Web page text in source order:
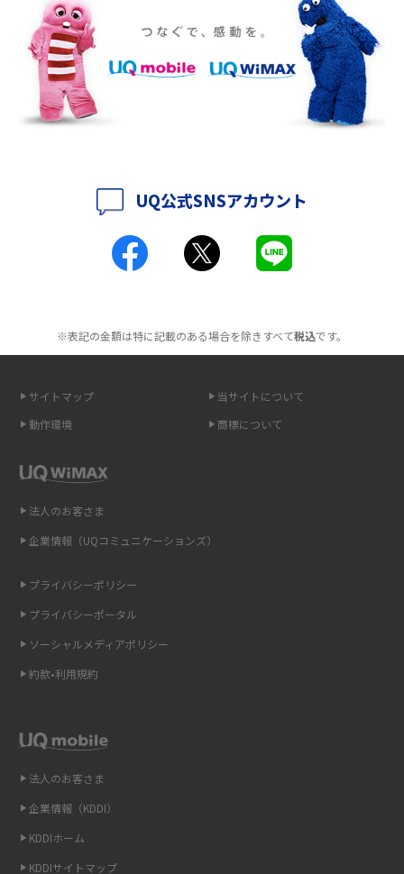
2016年10月(8)
2016年9月(8)
2016年8月(12)
2016年7月(7)
2016年4月(3)
2015年12月(8)
2015年10月(8)
2015年8月(7)
2015年7月(9)
2015年6月(8)
2015年3月(9)
2015年2月(7)
2014年12月(8)
2014年11月(8)
2014年10月(9)
2014年9月(9)
2014年8月(7)
ポケット型Wi-Fiをレンタルするメリットとは？選び方や向いている方の特
徴も紹介
持ち運びできるポケット型Wi-Fiのおススメの選び方は？メリット・デメリ
ットも紹介
ポケット型Wi-Fiとは？通信の仕組みやメリット・デメリットを解説
工事不要！置くだけWi-Fiの特徴は？メリット・デメリットや選び方を解説
無制限で利用できるポケット型Wi-Fiは？選び方や通信費を抑える方法も紹
ポケット型Wi-Fi（モバイルWi-Fi）とは？おススメする方の特徴や選び方を
即日受け取りできるポケット型Wi-Fiはある？すぐに使うための方法や注意
ONU（光回線終端装置）とは？モデム・ルーター・ホームゲートウェイと
ギガバイト（GB）とは？1GBの目安やギガが足りない時の対処法を紹介
Wi-Fi 6とは？Wi-Fi 5との違いやメリットと注意点、規格の種類も解説
Wi-Fiを自宅に設置する方法は？必要なことやポイントも紹介
光ファイバーとは？仕組みやメリット・デメリットを初心者向けにわかり
やすく解説
を解説
UQ公式SNSアカウント
※表記の金額は特に記載のある場合を除きすべて税込です。
サイトマップ
当サイトについて
動作環境
商標について
法人のお客さま
企業情報（KDDI）
KDDIホーム
KDDIサイトマップ
法人のお客さま
企業情報（UQコミュニケーションズ）
プライバシーポリシー
プライバシーポータル
ソーシャルメディアポリシー
約款•利用規約